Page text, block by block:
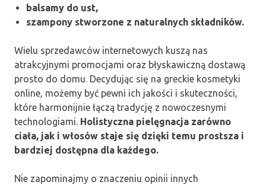
balsamy do ust,
szampony stworzone z naturalnych składników.
Wielu sprzedawców internetowych kuszą nas
atrakcyjnymi promocjami oraz błyskawiczną dostawą
prosto do domu. Decydując się na greckie kosmetyki
online, możemy być pewni ich jakości i skuteczności,
które harmonijnie łączą tradycję z nowoczesnymi
technologiami. Holistyczna pielęgnacja zarówno
ciała, jak i włosów staje się dzięki temu prostsza i
bardziej dostępna dla każdego.
Nie zapominajmy o znaczeniu opinii innych